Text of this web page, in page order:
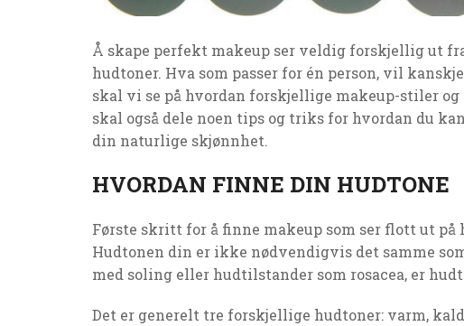
Å skape perfekt makeup ser veldig forskjellig ut
hudtoner. Hva som passer for én person, vil
skal vi se på hvordan forskjellige makeup-stiler
skal også dele noen tips og triks for hvordan du
din naturlige skjønnhet.
HVORDAN FINNE DIN HUDTONE
Første skritt for å finne makeup som ser flott ut
Hudtonen din er ikke nødvendigvis det samme
med soling eller hudtilstander som rosacea, er
Det er generelt tre forskjellige hudtoner: varm,